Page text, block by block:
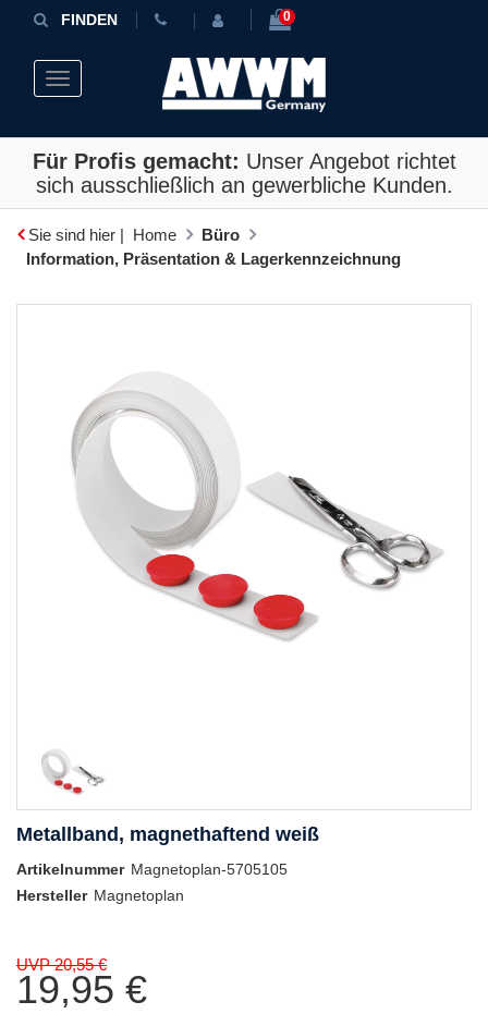
FINDEN 0
Toggle navigation
Für Profis gemacht: Unser Angebot richtet
sich ausschließlich an gewerbliche Kunden.
Sie sind hier | Home
Büro
Information, Präsentation & Lagerkennzeichnung
Metallband, magnethaftend weiß
Artikelnummer Magnetoplan-5705105
Hersteller Magnetoplan
UVP 20,55 €
19,95 €